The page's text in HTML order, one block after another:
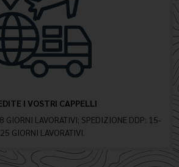
I VOSTRI CAPPELLI
GIORNI LAVORATIVI; SPEDIZIONE DDP: 15-
25 GIORNI LAVORATIVI.